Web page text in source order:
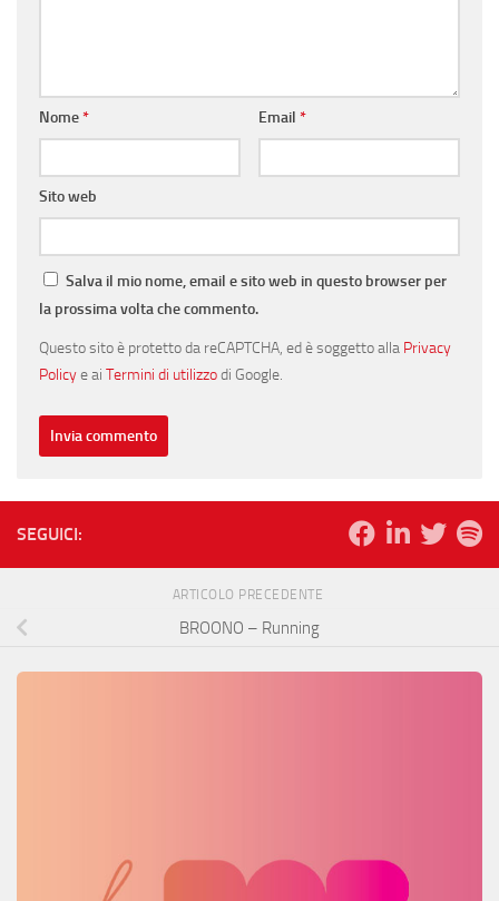
Nome* Email *
Sito web
Salva il mio nome, email e sito web in questo browser per
la prossima volta che commento.
Questo sito è protetto da reCAPTCHA, ed è soggetto alla Privacy
Policye ai Termini di utilizzodi Google.
SEGUICI:
ARTICOLO PRECEDENTE
BROONO – Running